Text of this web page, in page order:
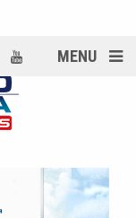
MENU